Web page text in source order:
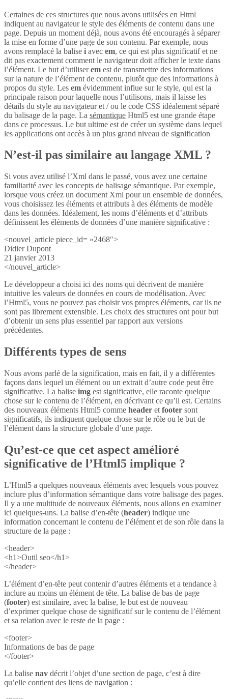
Certaines de ces structures que nous avons utilisées en Html
indiquent au navigateur le style des éléments de contenu dans une
page. Depuis un moment déjà, nous avons été encouragés à séparer
la mise en forme d’une page de son contenu. Par exemple, nous
avons remplacé la balise i avec em, ce qui est plus significatif et ne
dit pas exactement comment le navigateur doit afficher le texte dans
l’élément. Le but d’utiliserem est de transmettre des informations
sur la nature de l’élément de contenu, plutôt que des informations à
propos du style. Les em évidemment influe sur le style, qui est la
principale raison pour laquelle nous l’utilisons, mais il laisse les
détails du style au navigateur et / ou le code CSS idéalement séparé
du balisage de la page. La sémantique Html5 est une grande étape
dans ce processus. Le but ultime est de créer un système dans lequel
les applications ont accès à un plus grand niveau de signification
N’est-il pas similaire au langage XML ?
Si vous avez utilisé l’Xml dans le passé, vous avez une certaine
familiarité avec les concepts de balisage sémantique. Par exemple,
lorsque vous créez un document Xml pour un ensemble de données,
vous choisissez les éléments et attributs à des éléments de modèle
dans les données. Idéalement, les noms d’éléments et d’attributs
définissent les éléments de données d’une manière significative :
<nouvel_article piece_id= »2468″>
Didier Dupont
21 janvier 2013
</nouvel_article>
Le développeur a choisi ici des noms qui décrivent de manière
intuitive les valeurs de données en cours de modélisation. Avec
l’Html5, vous ne pouvez pas choisir vos propres éléments, car ils ne
sont pas librement extensible. Les choix des structures ont pour but
d’obtenir un sens plus essentiel par rapport aux versions
précédentes.
Différents types de sens
Nous avons parlé de la signification, mais en fait, il y a différentes
façons dans lequel un élément ou un extrait d’autre code peut être
significative. La balise img est significative, elle raconte quelque
chose sur le contenu de l’élément, en décrivant ce qu’il est. Certains
des nouveaux éléments Html5 comme header et footer sont
significatifs, ils indiquent quelque chose sur le rôle ou le but de
l’élément dans la structure globale d’une page.
Qu’est-ce que cet aspect amélioré
significative de l’Html5 implique ?
L’Html5 a quelques nouveaux éléments avec lesquels vous pouvez
inclure plus d’information sémantique dans votre balisage des pages.
Il y a une multitude de nouveaux éléments, nous allons en examiner
ici quelques-uns. La balise d’en-tête (header) indique une
information concernant le contenu de l’élément et de son rôle dans la
structure de la page :
<header>
<h1>Outil seo</h1>
</header>
L’élément d’en-tête peut contenir d’autres éléments et a tendance à
inclure au moins un élément de tête. La balise de bas de page
(footer) est similaire, avec la balise, le but est de nouveau
d’exprimer quelque chose de significatif sur le contenu de l’élément
et sa relation avec le reste de la page :
<footer>
Informations de bas de page
</footer>
La balise nav décrit l’objet d’une section de page, c’est à dire
qu’elle contient des liens de navigation :